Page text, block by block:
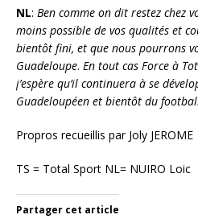
NL: Ben comme on dit restez chez
moins possible de vos qualités et
bientôt fini, et que nous pourrons
Guadeloupe. En tout cas Force à
j’espère qu’il continuera à se
Guadeloupéen et bientôt du
Propros recueillis par Joly JEROME
TS = Total Sport NL= NUIRO Loic
Partager cet article